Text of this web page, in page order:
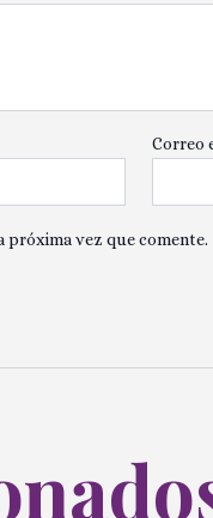
Correo
próxima vez que comente.